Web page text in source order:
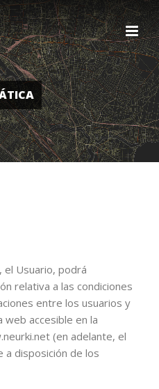
el Usuario, podrá
relativa a las condiciones
entre los usuarios y
web accesible en la
(en adelante, el
a disposición de los